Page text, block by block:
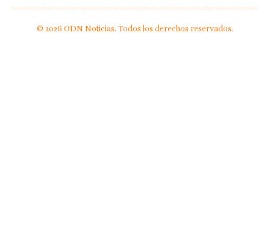
© 2026 ODN Noticias. Todos los derechos reservados.